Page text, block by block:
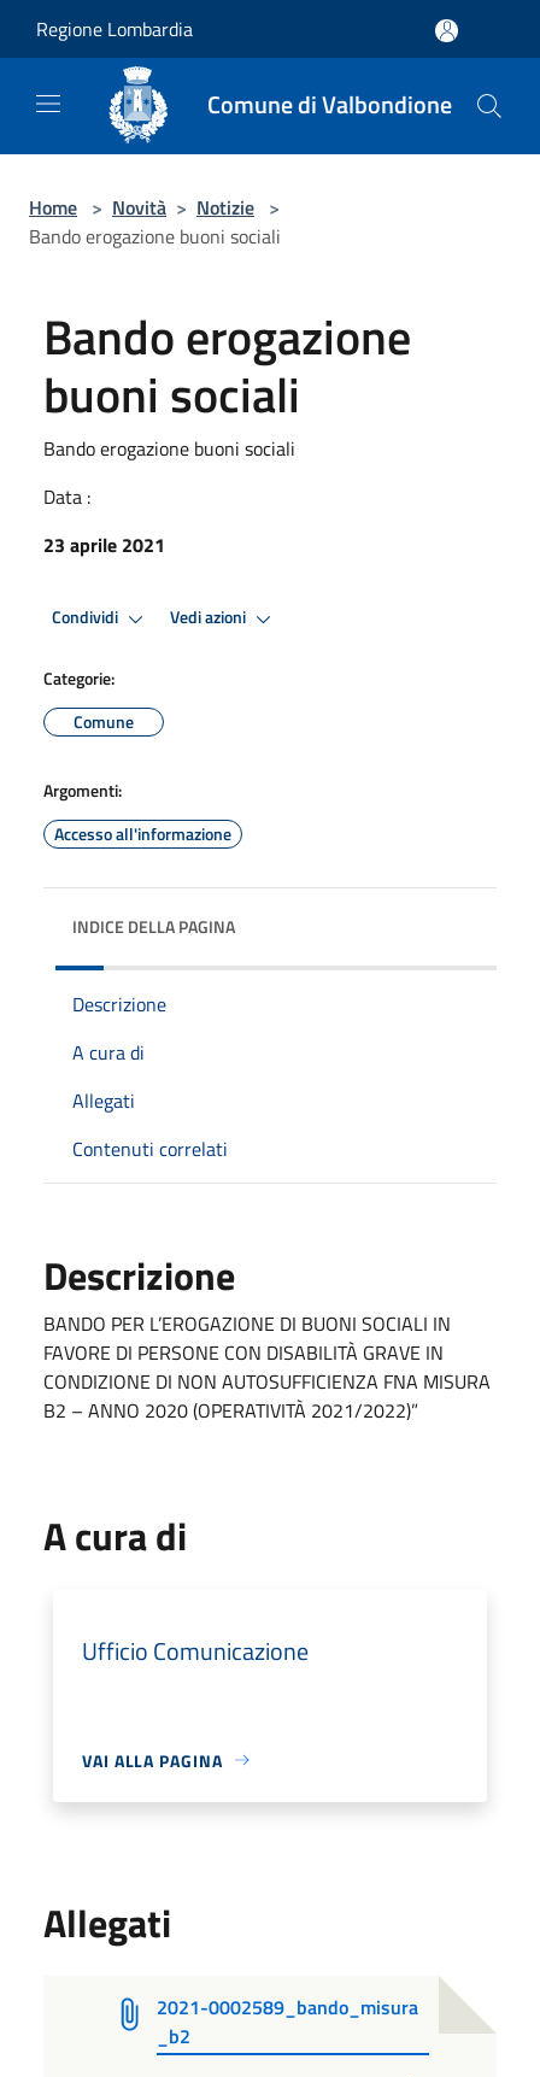
Regione Lombardia
Comune di Valbondione
Home > Novità > Notizie >
Bando erogazione buoni sociali
Bando erogazione
buoni sociali
Bando erogazione buoni sociali
Data :
23 aprile 2021
Condividi Vedi azioni
Categorie:
Comune
Argomenti:
Accesso all'informazione
INDICE DELLA PAGINA
Descrizione
A cura di
Allegati
Contenuti correlati
Descrizione
BANDO PER L’EROGAZIONE DI BUONI SOCIALI IN
FAVORE DI PERSONE CON DISABILITÀ GRAVE IN
CONDIZIONE DI NON AUTOSUFFICIENZA FNA MISURA
B2 – ANNO 2020 (OPERATIVITÀ 2021/2022)”
A cura di
Ufficio Comunicazione
VAI ALLA PAGINA
Allegati
2021-0002589_bando_misura
_b2